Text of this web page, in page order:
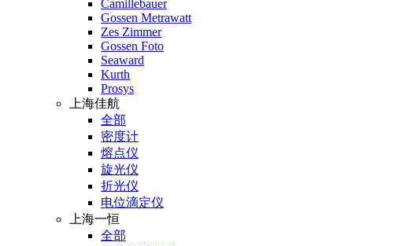
Camillebauer
Gossen Metrawatt
Zes Zimmer
Gossen Foto
Seaward
Kurth
Prosys
上海佳航
全部
密度计
熔点仪
旋光仪
折光仪
电位滴定仪
上海一恒
全部